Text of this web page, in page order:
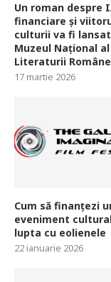
Un roman despre
financiare și
culturii va fi
Muzeul Național al
Literaturii Române
17 martie 2026
Cum să finanțezi
eveniment
lupta cu eolienele
22 ianuarie 2026